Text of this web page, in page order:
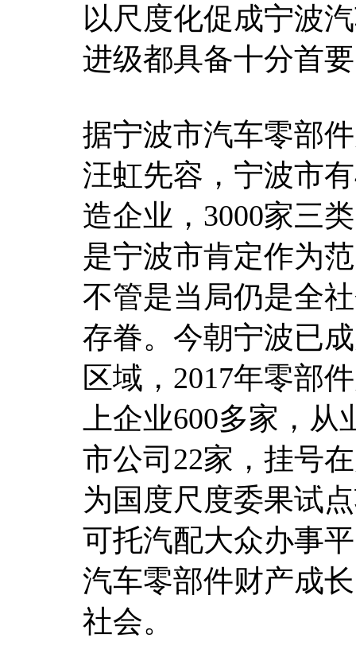
以尺度化促成宁波
进级都具备十分首
据宁波市汽车零部
汪虹先容，宁波市
造企业，3000家三
是宁波市肯定作为
不管是当局仍是全
存眷。今朝宁波已
区域，2017年零部
上企业600多家，
市公司22家，挂号
为国度尺度委果试
可托汽配大众办事
汽车零部件财产成
社会。